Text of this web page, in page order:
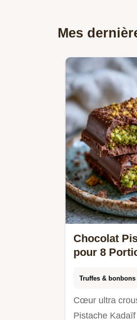
Mes
Chocolat
pour 8
Truffes & bonbons
Cœur ultra
Pistache